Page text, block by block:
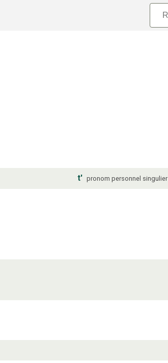
t' pronom personnel singulier